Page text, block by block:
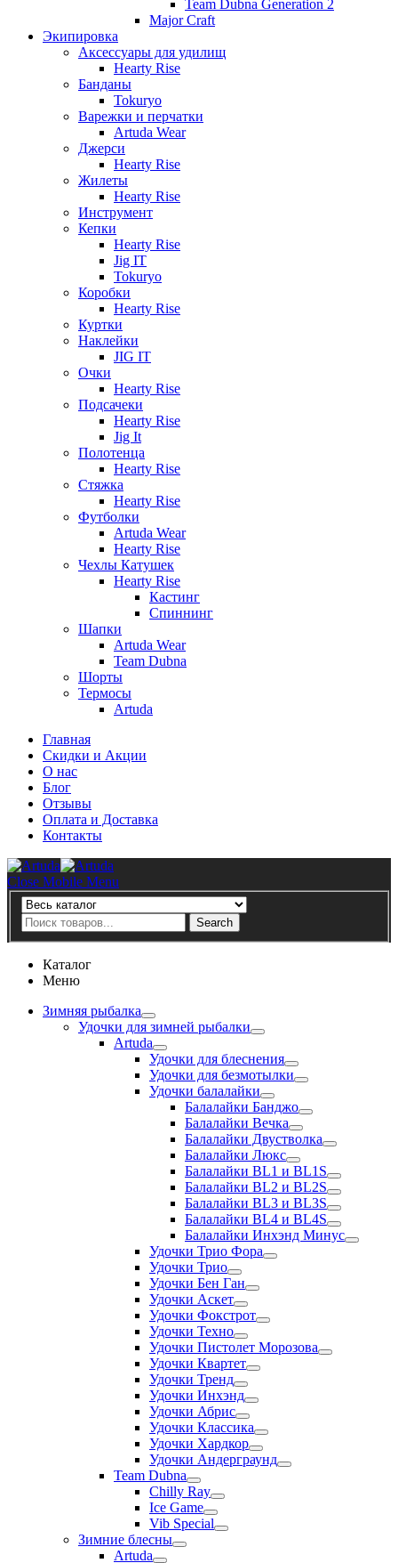
Team Dubna Generation 2
Major Craft
Экипировка
Аксессуары для удилищ
Hearty Rise
Банданы
Tokuryo
Варежки и перчатки
Artuda Wear
Джерси
Hearty Rise
Жилеты
Hearty Rise
Инструмент
Кепки
Hearty Rise
Jig IT
Tokuryo
Коробки
Hearty Rise
Куртки
Наклейки
JIG IT
Очки
Hearty Rise
Подсачеки
Hearty Rise
Jig It
Полотенца
Hearty Rise
Стяжка
Hearty Rise
Футболки
Artuda Wear
Hearty Rise
Чехлы Катушек
Hearty Rise
Кастинг
Спиннинг
Шапки
Artuda Wear
Team Dubna
Шорты
Термосы
Artuda
Главная
Скидки и Акции
О нас
Блог
Отзывы
Оплата и Доставка
Контакты
Artuda
Close Mobile Menu
Search
Search
Каталог
Меню
Зимняя рыбалка
Удочки для зимней рыбалки
Artuda
Удочки для блеснения
Удочки для безмотылки
Удочки балалайки
Балалайки Банджо
Балалайки Вечка
Балалайки Двустволка
Балалайки Люкс
Балалайки BL1 и BL1S
Балалайки BL2 и BL2S
Балалайки BL3 и BL3S
Балалайки BL4 и BL4S
Балалайки Инхэнд Минус
Удочки Трио Фора
Удочки Трио
Удочки Бен Ган
Удочки Аскет
Удочки Фокстрот
Удочки Техно
Удочки Пистолет Морозова
Удочки Квартет
Удочки Тренд
Удочки Инхэнд
Удочки Абрис
Удочки Классика
Удочки Хардкор
Удочки Андерграунд
Team Dubna
Chilly Ray
Ice Game
Vib Special
Зимние блесны
Artuda